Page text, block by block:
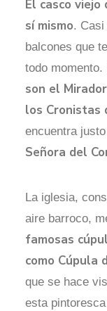
El casco
sí mismo. Casi
balcones que
todo momento.
son el
los Cronistas
encuentra
Señora del
La iglesia,
aire barroco,
famosas
como Cúpula
que se hace
esta